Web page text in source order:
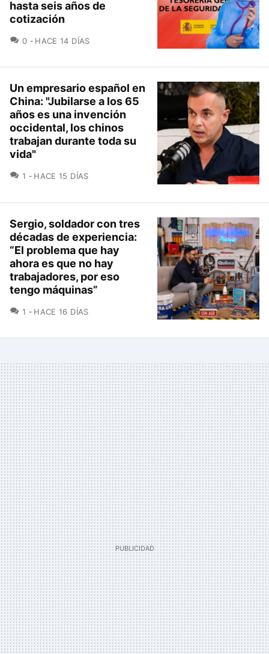
hasta seis años de
cotización
0 COMENTARIOS
HACE 14 DÍAS
Un empresario español en
China: "Jubilarse a los 65
años es una invención
occidental, los chinos
trabajan durante toda su
vida"
1 COMENTARIOS
HACE 15 DÍAS
Sergio, soldador con tres
décadas de experiencia:
“El problema que hay
ahora es que no hay
trabajadores, por eso
tengo máquinas”
1 COMENTARIOS
HACE 16 DÍAS